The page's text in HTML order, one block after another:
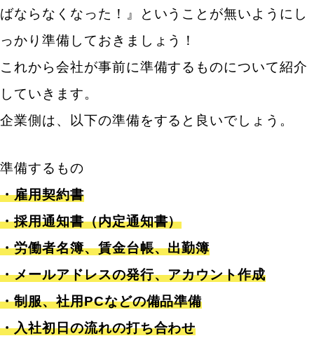
ばならなくなった！』ということが無いようにし
っかり準備しておきましょう！
これから会社が事前に準備するものについて紹介
していきます。
企業側は、以下の準備をすると良いでしょう。
準備するもの
・雇用契約書
・採用通知書（内定通知書）
・労働者名簿、賃金台帳、出勤簿
・メールアドレスの発行、アカウント作成
・制服、社用PCなどの備品準備
・入社初日の流れの打ち合わせ